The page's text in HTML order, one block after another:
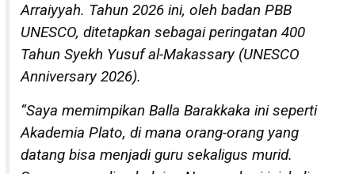
Arraiyyah. Tahun 2026 ini, oleh badan PBB
UNESCO, ditetapkan sebagai peringatan 400
Tahun Syekh Yusuf al-Makassary (UNESCO
Anniversary 2026).
“Saya memimpikan Balla Barakkaka ini seperti
Akademia Plato, di mana orang-orang yang
datang bisa menjadi guru sekaligus murid.